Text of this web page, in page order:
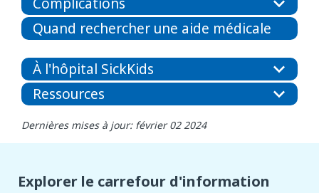
Quand rechercher une aide médicale
À l'hôpital SickKids
Ressources
Dernières mises à jour: février 02 2024
Explorer le carrefour d'information